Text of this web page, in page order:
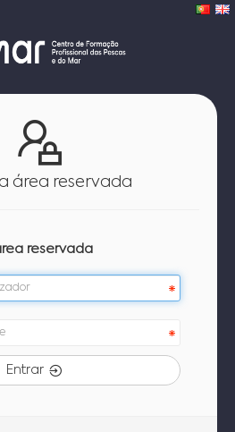
área reservada
reservada
Entrar